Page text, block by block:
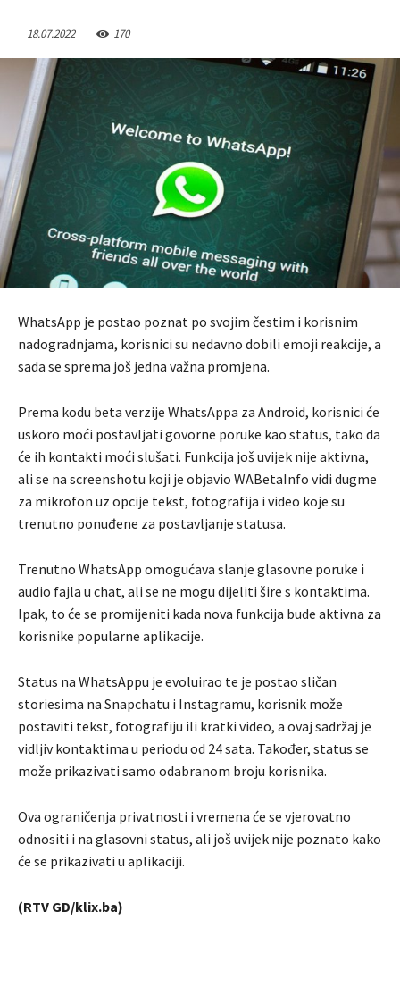
18.07.2022 170
WhatsApp je postao poznat po svojim čestim i korisnim
nadogradnjama, korisnici su nedavno dobili emoji reakcije, a
sada se sprema još jedna važna promjena.
Prema kodu beta verzije WhatsAppa za Android, korisnici će
uskoro moći postavljati govorne poruke kao status, tako da
će ih kontakti moći slušati. Funkcija još uvijek nije aktivna,
ali se na screenshotu koji je objavio WABetaInfo vidi dugme
za mikrofon uz opcije tekst, fotografija i video koje su
trenutno ponuđene za postavljanje statusa.
Trenutno WhatsApp omogućava slanje glasovne poruke i
audio fajla u chat, ali se ne mogu dijeliti šire s kontaktima.
Ipak, to će se promijeniti kada nova funkcija bude aktivna za
korisnike popularne aplikacije.
Status na WhatsAppu je evoluirao te je postao sličan
storiesima na Snapchatu i Instagramu, korisnik može
postaviti tekst, fotografiju ili kratki video, a ovaj sadržaj je
vidljiv kontaktima u periodu od 24 sata. Također, status se
može prikazivati samo odabranom broju korisnika.
Ova ograničenja privatnosti i vremena će se vjerovatno
odnositi i na glasovni status, ali još uvijek nije poznato kako
će se prikazivati u aplikaciji.
(RTV GD/klix.ba)